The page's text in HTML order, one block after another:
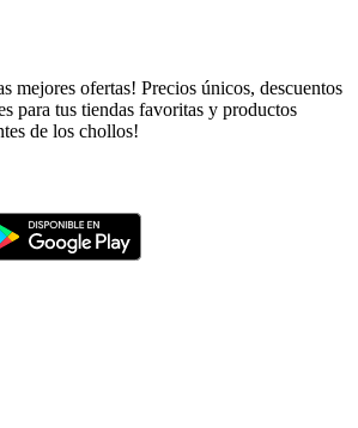
mejores ofertas! Precios únicos, descuentos
para tus tiendas favoritas y productos
de los chollos!